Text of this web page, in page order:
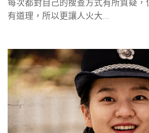
每次都對自己的搜查方式有所質疑，
有道理，所以更讓人火大…